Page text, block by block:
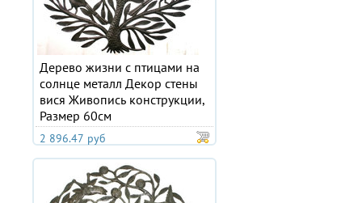
Дерево жизни с птицами на
солнце металл Декор стены
вися Живопись конструкции,
Размер 60см
2 896.47 руб